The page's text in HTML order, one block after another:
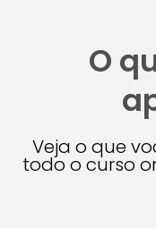
O
Veja o que
todo o curso